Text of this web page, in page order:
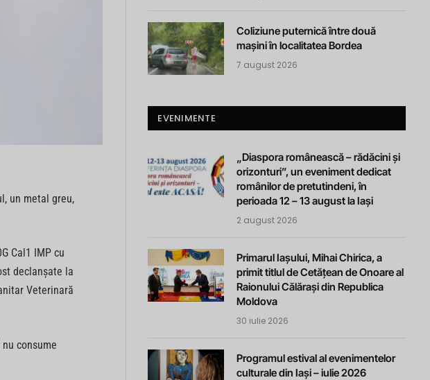
un metal greu,
Cal1 IMP cu
declanșate la
Veterinară
consume
Coliziune puternică între două
mașini în localitatea Bordea
7 august 2026
EVENIMENTE
„Diaspora românească – rădăcini și
orizonturi”, un eveniment dedicat
românilor de pretutindeni, în
perioada 12 – 13 august la Iași
2 august 2026
Primarul Iașului, Mihai Chirica, a
primit titlul de Cetățean de Onoare al
Raionului Călărași din Republica
Moldova
30 iulie 2026
Programul estival al evenimentelor
culturale din Iași – iulie 2026